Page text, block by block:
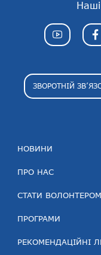
НОВИНИ
ПРО НАС
СТАТИ ВОЛОНТЕРОМ
ПРОГРАМИ
РЕКОМЕНДАЦІЙНІ
ЗВОРОТНІЙ